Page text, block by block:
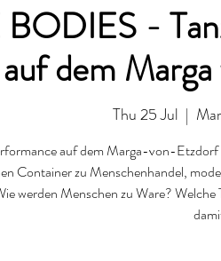
-
auf dem
Thu 25 Jul
  |
auf dem Marga-von-
Container zu Menschenhandel,
werden Menschen zu Ware?